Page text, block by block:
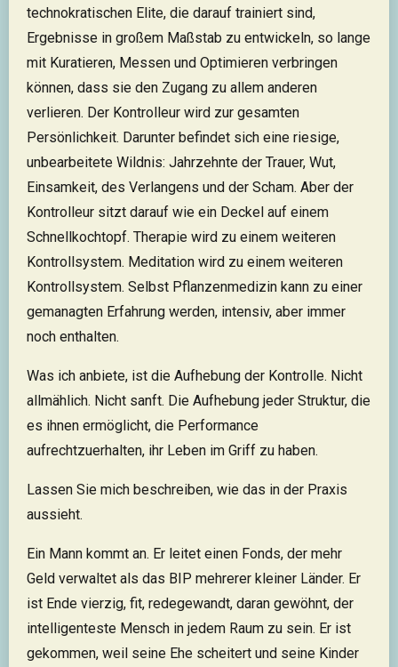
technokratischen Elite, die darauf trainiert sind,
Ergebnisse in großem Maßstab zu entwickeln, so lange
mit Kuratieren, Messen und Optimieren verbringen
können, dass sie den Zugang zu allem anderen
verlieren. Der Kontrolleur wird zur gesamten
Persönlichkeit. Darunter befindet sich eine riesige,
unbearbeitete Wildnis: Jahrzehnte der Trauer, Wut,
Einsamkeit, des Verlangens und der Scham. Aber der
Kontrolleur sitzt darauf wie ein Deckel auf einem
Schnellkochtopf. Therapie wird zu einem weiteren
Kontrollsystem. Meditation wird zu einem weiteren
Kontrollsystem. Selbst Pflanzenmedizin kann zu einer
gemanagten Erfahrung werden, intensiv, aber immer
noch enthalten.
Was ich anbiete, ist die Aufhebung der Kontrolle. Nicht
allmählich. Nicht sanft. Die Aufhebung jeder Struktur, die
es ihnen ermöglicht, die Performance
aufrechtzuerhalten, ihr Leben im Griff zu haben.
Lassen Sie mich beschreiben, wie das in der Praxis
aussieht.
Ein Mann kommt an. Er leitet einen Fonds, der mehr
Geld verwaltet als das BIP mehrerer kleiner Länder. Er
ist Ende vierzig, fit, redegewandt, daran gewöhnt, der
intelligenteste Mensch in jedem Raum zu sein. Er ist
gekommen, weil seine Ehe scheitert und seine Kinder